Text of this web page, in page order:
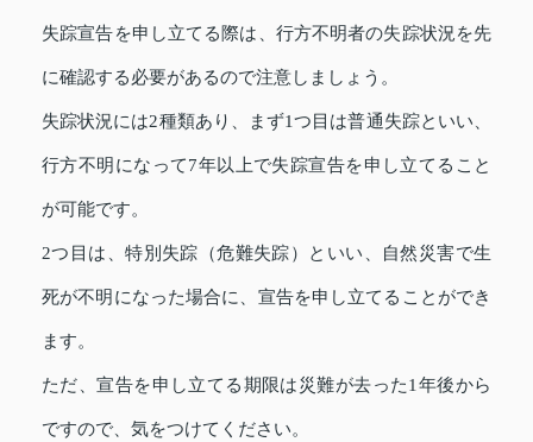
失踪宣告を申し立てる際は、行方不明者の失踪状況を先
に確認する必要があるので注意しましょう。
失踪状況には2種類あり、まず1つ目は普通失踪といい、
行方不明になって7年以上で失踪宣告を申し立てること
が可能です。
2つ目は、特別失踪（危難失踪）といい、自然災害で生
死が不明になった場合に、宣告を申し立てることができ
ます。
ただ、宣告を申し立てる期限は災難が去った1年後から
ですので、気をつけてください。